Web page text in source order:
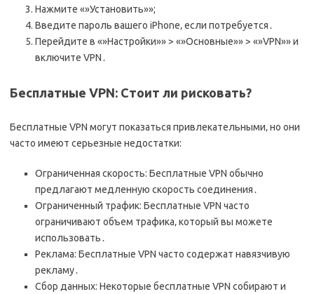
Нажмите «»Установить»»;
Введите пароль вашего iPhone‚ если потребуется․
Перейдите в «»Настройки»» > «»Основные»» > «»VPN»» и
включите VPN․
Бесплатные VPN: Стоит ли рисковать?
Бесплатные VPN могут показаться привлекательными‚ но они
часто имеют серьезные недостатки:
Ограниченная скорость: Бесплатные VPN обычно
предлагают медленную скорость соединения․
Ограниченный трафик: Бесплатные VPN часто
ограничивают объем трафика‚ который вы можете
использовать․
Реклама: Бесплатные VPN часто содержат навязчивую
рекламу․
Сбор данных: Некоторые бесплатные VPN собирают и